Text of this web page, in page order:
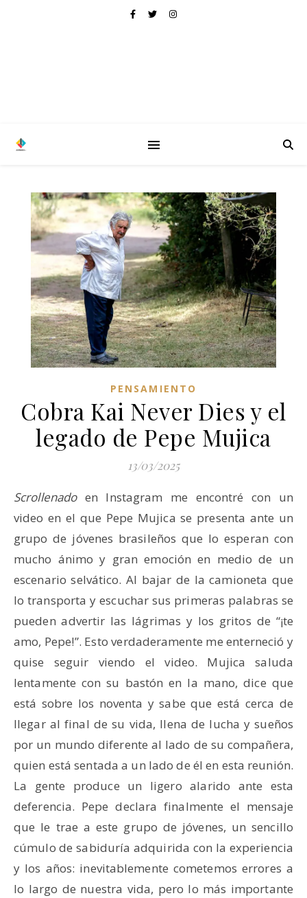
PENSAMIENTO
Cobra Kai Never Dies y el
legado de Pepe Mujica
13/03/2025
Scrollenadoen Instagram me encontré con un
video en el que Pepe Mujica se presenta ante un
grupo de jóvenes brasileños que lo esperan con
mucho ánimo y gran emoción en medio de un
escenario selvático. Al bajar de la camioneta que
lo transporta y escuchar sus primeras palabras se
pueden advertir las lágrimas y los gritos de “¡te
amo, Pepe!”. Esto verdaderamente me enterneció y
quise seguir viendo el video. Mujica saluda
lentamente con su bastón en la mano, dice que
está sobre los noventa y sabe que está cerca de
llegar al final de su vida, llena de lucha y sueños
por un mundo diferente al lado de su compañera,
quien está sentada a un lado de él en esta reunión.
La gente produce un ligero alarido ante esta
deferencia. Pepe declara finalmente el mensaje
que le trae a este grupo de jóvenes, un sencillo
cúmulo de sabiduría adquirida con la experiencia
y los años: inevitablemente cometemos errores a
lo largo de nuestra vida, pero lo más importante